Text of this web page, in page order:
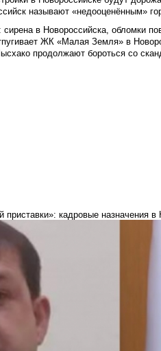
называют «недооценённым»
в Новороссийска, обломки
ЖК «Малая Земля» в
продолжают бороться со
приставки»: кадровые назначения в